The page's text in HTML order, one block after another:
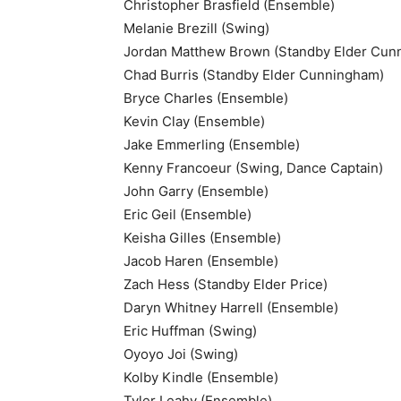
Christopher Brasfield (Ensemble)
Melanie Brezill (Swing)
Jordan Matthew Brown (Standby Elder
Chad Burris (Standby Elder Cunningham)
Bryce Charles (Ensemble)
Kevin Clay (Ensemble)
Jake Emmerling (Ensemble)
Kenny Francoeur (Swing, Dance Captain)
John Garry (Ensemble)
Eric Geil (Ensemble)
Keisha Gilles (Ensemble)
Jacob Haren (Ensemble)
Zach Hess (Standby Elder Price)
Daryn Whitney Harrell (Ensemble)
Eric Huffman (Swing)
Oyoyo Joi (Swing)
Kolby Kindle (Ensemble)